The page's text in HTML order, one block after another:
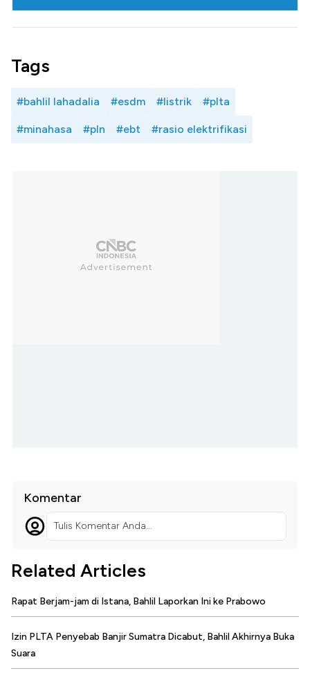
Tags
#bahlil lahadalia #esdm #listrik #plta
#minahasa #pln #ebt #rasio elektrifikasi
Komentar
Tulis Komentar Anda...
Related Articles
Rapat Berjam-jam di Istana, Bahlil Laporkan Ini ke Prabowo
Izin PLTA Penyebab Banjir Sumatra Dicabut, Bahlil Akhirnya Buka
Suara